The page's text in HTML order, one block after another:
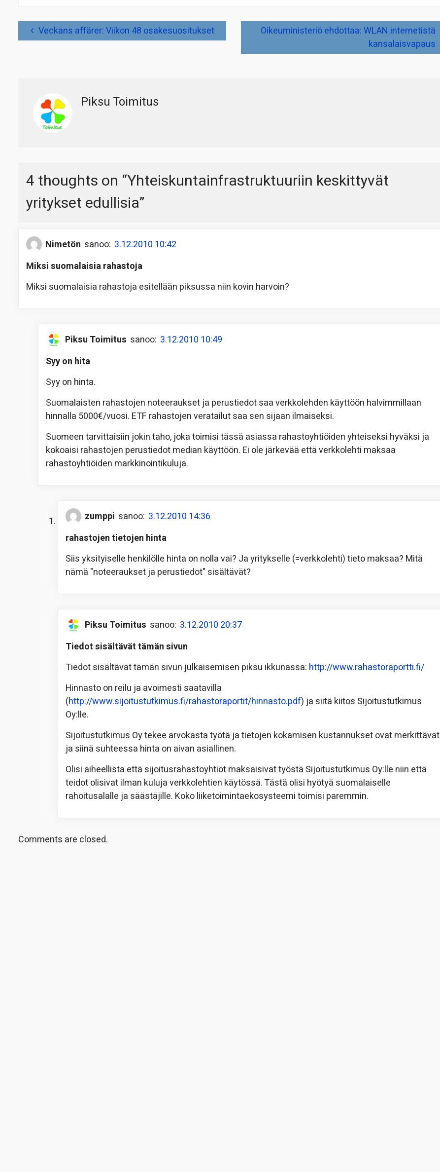
ArtikkelienVeckans affärer: Viikon 48 osakesuositukset
Oikeuministeriö ehdottaa: WLAN internetistä
kansalaisvapaus
Piksu Toimitus
4 thoughts on “Yhteiskuntainfrastruktuuriin keskittyvät
yritykset edullisia”
Nimetön sanoo: 3.12.2010 10:42
Miksi suomalaisia rahastoja
Miksi suomalaisia rahastoja esitellään piksussa niin kovin harvoin?
Piksu Toimitus sanoo: 3.12.2010 10:49
Syy on hita
Syy on hinta.
Suomalaisten rahastojen noteeraukset ja perustiedot saa verkkolehden käyttöön halvimmillaan
hinnalla 5000€/vuosi. ETF rahastojen veratailut saa sen sijaan ilmaiseksi.
Suomeen tarvittaisiin jokin taho, joka toimisi tässä asiassa rahastoyhtiöiden yhteiseksi hyväksi ja
kokoaisi rahastojen perustiedot median käyttöön. Ei ole järkevää että verkkolehti maksaa
rahastoyhtiöiden markkinointikuluja.
zumppi sanoo: 3.12.2010 14:36
rahastojen tietojen hinta
Siis yksityiselle henkilölle hinta on nolla vai? Ja yritykselle (=verkkolehti) tieto maksaa? Mitä
nämä "noteeraukset ja perustiedot" sisältävät?
Piksu Toimitus sanoo: 3.12.2010 20:37
Tiedot sisältävät tämän sivun
Tiedot sisältävät tämän sivun julkaisemisen piksu ikkunassa: http://www.rahastoraportti.fi/
Hinnasto on reilu ja avoimesti saatavilla
(http://www.sijoitustutkimus.fi/rahastoraportit/hinnasto.pdf) ja siitä kiitos Sijoitustutkimus
Oy:lle.
Sijoitustutkimus Oy tekee arvokasta työtä ja tietojen kokamisen kustannukset ovat merkittävät
ja siinä suhteessa hinta on aivan asiallinen.
Olisi aiheellista että sijoitusrahastoyhtiöt maksaisivat työstä Sijoitustutkimus Oy:lle niin että
teidot olisivat ilman kuluja verkkolehtien käytössä. Tästä olisi hyötyä suomalaiselle
rahoitusalalle ja säästäjille. Koko liiketoimintaekosysteemi toimisi paremmin.
Comments are closed.